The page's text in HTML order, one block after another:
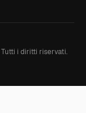
Tutti i diritti riservati.